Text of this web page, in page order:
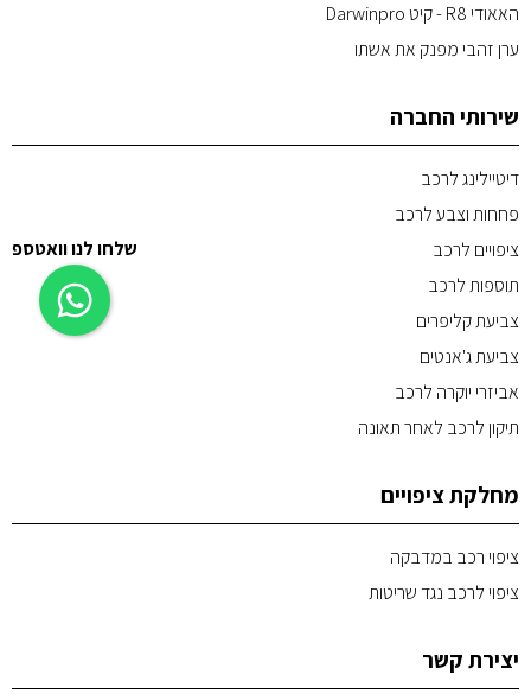
שלחו לנו וואטספ
האאודי R8 - קיט Darwinpro
ערן זהבי מפנק את אשתו
שירותי החברה
דיטיילינג לרכב
פחחות וצבע לרכב
ציפויים לרכב
תוספות לרכב
צביעת קליפרים
צביעת ג'אנטים
אביזרי יוקרה לרכב
תיקון לרכב לאחר תאונה
מחלקת ציפויים
ציפוי רכב במדבקה
ציפוי לרכב נגד שריטות
יצירת קשר